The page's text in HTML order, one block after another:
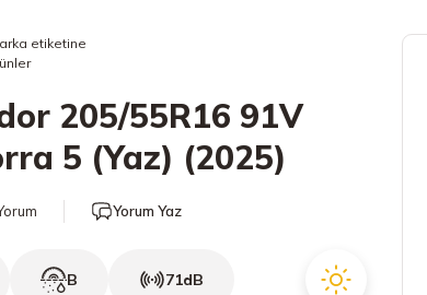
205/55R16 91V
5 (Yaz) (2025)
Yorum Yaz
B 71dB